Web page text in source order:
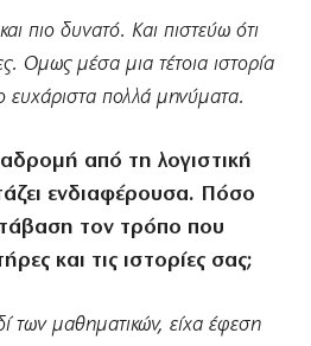
πιο δυνατό. Και πιστεύω ότι
Ομως μέσα μια τέτοια ιστορία
ευχάριστα πολλά μηνύματα.
από τη λογιστική
ενδιαφέρουσα. Πόσο
τον τρόπο που
και τις ιστορίες σας;
των μαθηματικών, είχα έφεση